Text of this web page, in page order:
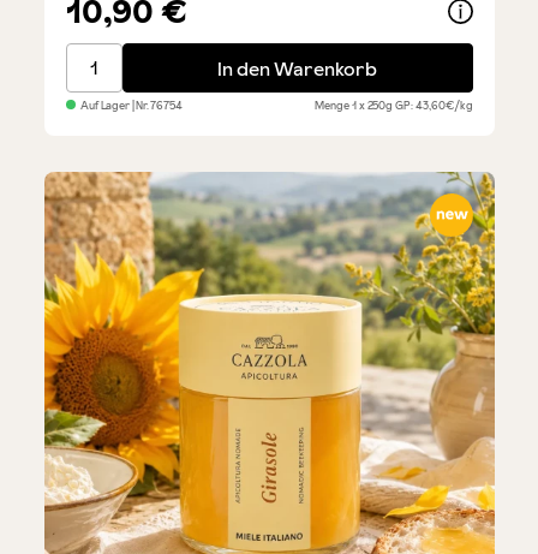
10,90 €
Miele Tiglio Lindenblütenhonig
In den Warenkorb
Auf Lager| Nr.76754 Menge1 x 250gGP: 43,60€/kg